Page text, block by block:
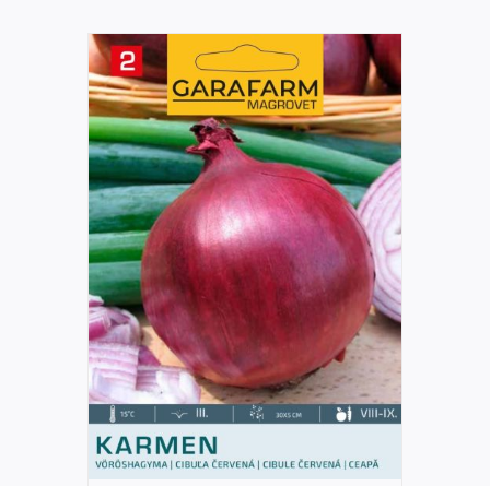
DETAILS